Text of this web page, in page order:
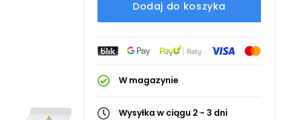
Dodaj do koszyka
W magazynie
Wysyłka w ciągu 2 - 3 dni